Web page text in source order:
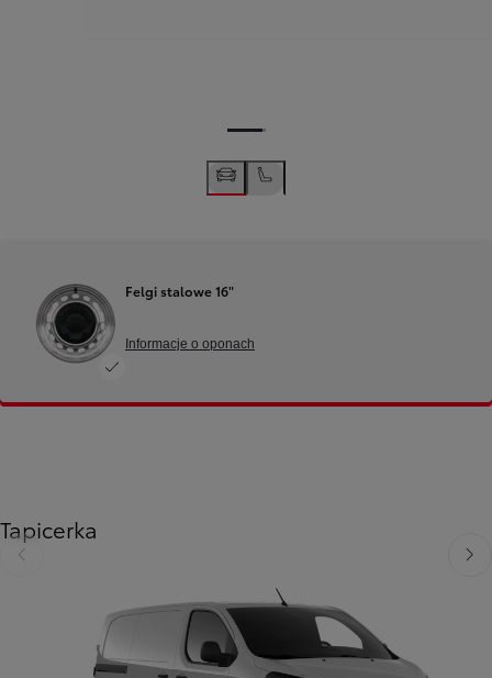
Felgi stalowe 16"
Informacje o oponach
Tapicerka
Poprzedni